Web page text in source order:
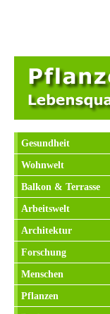
Gesundheit
Wohnwelt
Balkon & Terrasse
Arbeitswelt
Architektur
Forschung
Menschen
Pflanzen